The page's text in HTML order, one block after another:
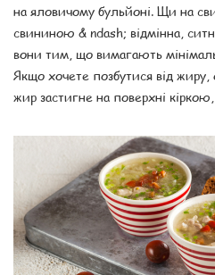
на яловичому бульйоні. Щи на
свининою & ndash; відмінна,
вони тим, що вимагають
Якщо хочете позбутися від
жир застигне на поверхні